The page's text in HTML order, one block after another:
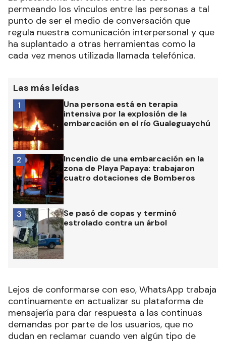
permeando los vínculos entre las personas a tal
punto de ser el medio de conversación que
regula nuestra comunicación interpersonal y que
ha suplantado a otras herramientas como la
cada vez menos utilizada llamada telefónica.
Las más leídas
Una persona está en terapia
intensiva por la explosión de la
embarcación en el río Gualeguaychú
1
Incendio de una embarcación en la
zona de Playa Papaya: trabajaron
cuatro dotaciones de Bomberos
2
Se pasó de copas y terminó
estrolado contra un árbol
3
Lejos de conformarse con eso, WhatsApp trabaja
continuamente en actualizar su plataforma de
mensajería para dar respuesta a las continuas
demandas por parte de los usuarios, que no
dudan en reclamar cuando ven algún tipo de